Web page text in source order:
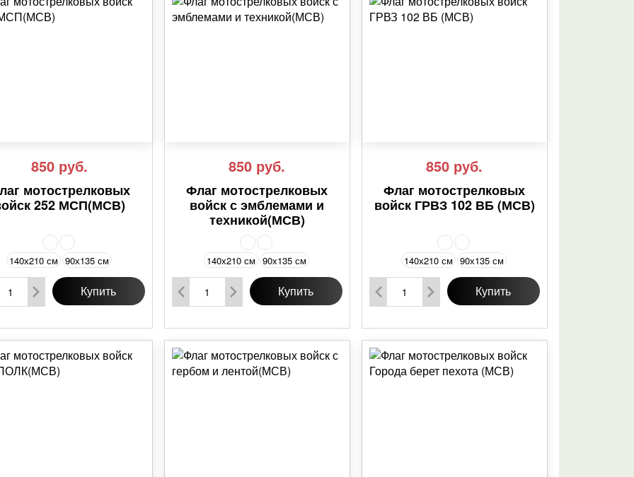
850 руб.
мотострелковых
252 МСП(МСВ)
140х210 см 90х135 см
Купить
850 руб.
Флаг мотострелковых
войск с эмблемами и
техникой(МСВ)
140х210 см 90х135 см
Купить
850 руб.
Флаг мотострелковых
войск ГРВЗ 102 ВБ (МСВ)
140х210 см 90х135 см
Купить